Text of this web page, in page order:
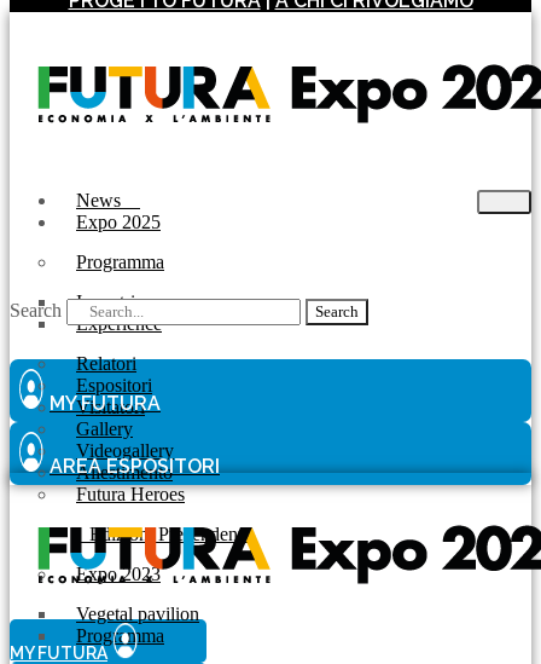
News
Expo 2025
Programma
Incontri
Experience
Relatori
Espositori
Visitatori
Gallery
Videogallery
Allestimento
Futura Heroes
| Edizioni Precendenti
Expo 2023
Vegetal pavilion
Programma
Search Search
MY FUTURA
AREA ESPOSITORI
MY FUTURA